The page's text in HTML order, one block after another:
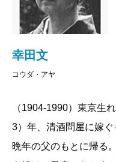
幸田文
コウダ・アヤ
（1904-1990）東京生
3）年、清酒問屋に嫁
晩年の父のもとに帰る